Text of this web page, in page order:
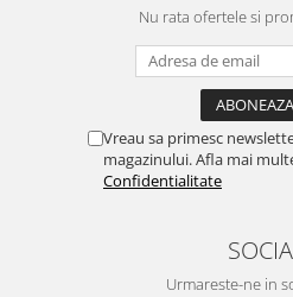
Nu rata ofertele si
Vreau sa primesc
magazinului. Afla mai
Confidentialitate
Urmareste-ne in